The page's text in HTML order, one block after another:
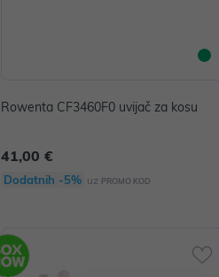
Rowenta CF3460F0 uvijač za kosu
41,00 €
Dodatnih -5% uz PROMO KOD